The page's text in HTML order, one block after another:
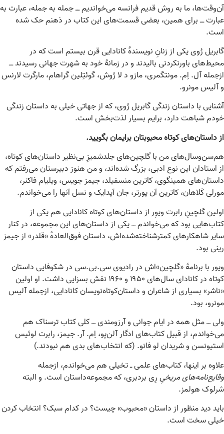
آن‌وقت‌ها، ما به روش قدیم فرانسه می‌خواندیم ــ جمله به جمله، عبارت به
عبارت ــ برای همین، بعضی قسمت‌های این کتاب در ذهنم حک شده
است.
گابریل رُوی یکی از زنانِ نویسندۀ کانادایی قرن بیستم است که در
محیط‌های باورنکردنی بالیدند و در زمانۀ خود به شهرت جهانی رسیدند ــ
ازجمله آل. اِم. مونتگمری، مازو د لا رُوش، گوئتِلین گراهام، مارگرت لارنس
و آلیس مونرو.
آشنایی با داستان زندگی گابریل رُوی، که از جهاتی خیلی به داستان زندگی
خودم شباهت دارد، برایم بسیار لذت‌بخش است.
از داستان‌های کوتاه محبوبتان برایمان بگویید.
هم‌سن‌وسال‌های من با گلچین‌های جلدشمیزِ بی‌نظیر داستان‌های کوتاه،
از استادان این نوع ادبی، بزرگ شده‌اند، و من هنوز دبیرستان می‌رفتم که
داستان‌های همینگوی، کاترین منسفیلد، جیمز جویس، ویلیام فاکنر،
مورلی کَلاهان، کاترین آن پورتر، جان آپدایک و نسل آنها را می‌خواندم.
اولین گلچینِ رابرت ویوِر از داستان‌های کوتاه کانادایی هم یکی از
کتاب‌هایی بود که می‌خواندم ــ یکی از داستان‌های این مجموعه، در کنار
سایر شاهکارهای کمترشناخته‌شده‌اش، داستان فوق‌العادۀ «قلدر» از جیمز
رینی بود.
ویور با برنامۀ «گلچین»اش در رادیوی سی.بی.سی در شکوفایی داستان
کوتاه در کانادای سال‌های ۱۹۵۰ و ۱۹۶۰ نقش بسزایی داشت. او اولین
«ناشر» بسیاری از شاعران و داستان‌کوتاه‌نویسان کانادایی، ازجمله آلیس
مونرو، بود.
ولی ــ مثل همه در ایام جوانی و آرزومندی ــ کلی کتاب ترسناک هم
می‌خواندم، از قبیل کتاب‌های ادگار آلن‌پو، اِم. آر. جیمز، رابرت لوئیس
استیونسن و شریدان لو فانو. (که انتخاب‌های بدی هم نبودند.)
علاوه بر اینها، کتاب‌های علمی ـ تخیلی هم می‌خواندم، ازجمله
وقایع‌نامه‌های مریخیِ رِی بردبری، که مجموعه‌داستان است. و البته
شرلوک هولمز.
باید دید منظور از داستان «محبوب» چیست؟ در کدام سبک؟ انتخاب کردن
خیلی سخت است.